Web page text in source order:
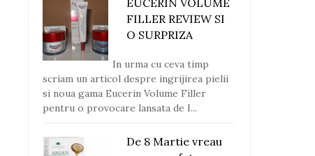
EUCERIN VOLUME
FILLER REVIEW SI
O SURPRIZA
In urma cu ceva timp
scriam un articol despre ingrijirea pielii
si noua gama Eucerin Volume Filler
pentru o provocare lansata de I...
De 8 Martie vreau